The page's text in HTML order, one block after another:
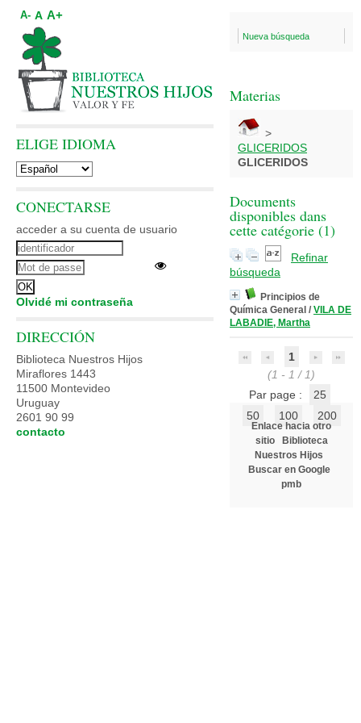
Nueva búsqueda
Materias
>
GLICERIDOS
GLICERIDOS
Documents
disponibles dans
cette catégorie (1)
Refinar
búsqueda
Principios de
Química General / VILA DE
LABADIE, Martha
1
(1 - 1 / 1)
Par page :
25
50
100 200
Enlace hacia otro
sitio
Biblioteca
Nuestros Hijos
Buscar en Google
pmb
A- A A+
ELIGE IDIOMA
CONECTARSE
acceder a su cuenta de usuario
Olvidé mi contraseña
DIRECCIÓN
Biblioteca Nuestros Hijos
Miraflores 1443
11500 Montevideo
Uruguay
2601 90 99
contacto